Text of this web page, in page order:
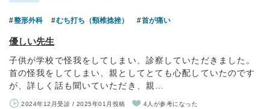
整形外科 むち打ち（頸椎捻挫） 首が痛い
優しい先生
子供が学校で怪我をしてしまい、診察していただきました。
首の怪我をしてしまい、親としてとても心配していたのです
が、詳しく話も聞いていただき、親…
2024年12月受診 / 2025年01月投稿 4人が参考になった